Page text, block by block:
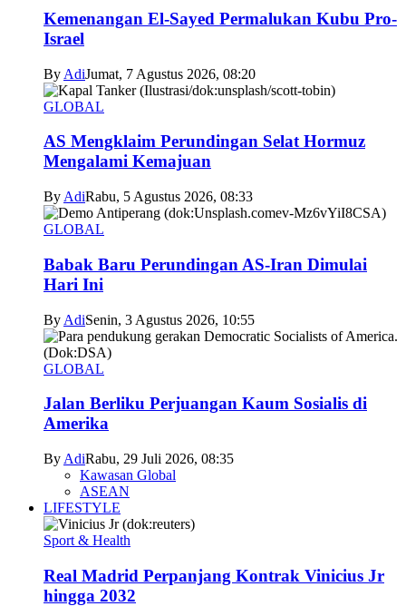
Kemenangan El-Sayed Permalukan Kubu Pro-
Israel
By AdiJumat, 7 Agustus 2026, 08:20
GLOBAL
AS Mengklaim Perundingan Selat Hormuz
Mengalami Kemajuan
By AdiRabu, 5 Agustus 2026, 08:33
GLOBAL
Babak Baru Perundingan AS-Iran Dimulai
Hari Ini
By AdiSenin, 3 Agustus 2026, 10:55
GLOBAL
Jalan Berliku Perjuangan Kaum Sosialis di
Amerika
By AdiRabu, 29 Juli 2026, 08:35
Kawasan Global
ASEAN
LIFESTYLE
Sport & Health
Real Madrid Perpanjang Kontrak Vinicius Jr
hingga 2032